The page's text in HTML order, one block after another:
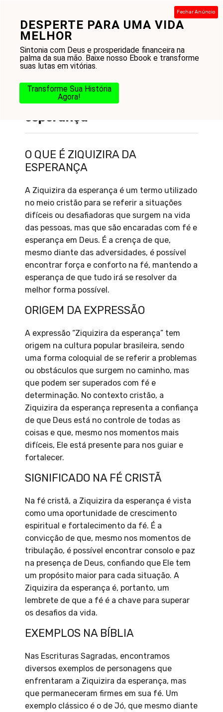
DESPERTE PARA UMA VIDA
MELHOR
Sintonia com Deus e prosperidade financeira na
palma da sua mão. Baixe nosso Ebook e transforme
suas lutas em vitórias.
Transforme Sua História
Agora!
Fechar Anúncio
conteúdo
O que é Ziquizira da
esperança
O QUE É ZIQUIZIRA DA
ESPERANÇA
A Ziquizira da esperança é um termo utilizado
no meio cristão para se referir a situações
difíceis ou desafiadoras que surgem na vida
das pessoas, mas que são encaradas com fé e
esperança em Deus. É a crença de que,
mesmo diante das adversidades, é possível
encontrar força e conforto na fé, mantendo a
esperança de que tudo irá se resolver da
melhor forma possível.
ORIGEM DA EXPRESSÃO
A expressão “Ziquizira da esperança” tem
origem na cultura popular brasileira, sendo
uma forma coloquial de se referir a problemas
ou obstáculos que surgem no caminho, mas
que podem ser superados com fé e
determinação. No contexto cristão, a
Ziquizira da esperança representa a confiança
de que Deus está no controle de todas as
coisas e que, mesmo nos momentos mais
difíceis, Ele está presente para nos guiar e
fortalecer.
SIGNIFICADO NA FÉ CRISTÃ
Na fé cristã, a Ziquizira da esperança é vista
como uma oportunidade de crescimento
espiritual e fortalecimento da fé. É a
convicção de que, mesmo nos momentos de
tribulação, é possível encontrar consolo e paz
na presença de Deus, confiando que Ele tem
um propósito maior para cada situação. A
Ziquizira da esperança é, portanto, um
lembrete de que a fé é a chave para superar
os desafios da vida.
EXEMPLOS NA BÍBLIA
Nas Escrituras Sagradas, encontramos
diversos exemplos de personagens que
enfrentaram a Ziquizira da esperança, mas
que permaneceram firmes em sua fé. Um
exemplo clássico é o de Jó, que mesmo diante